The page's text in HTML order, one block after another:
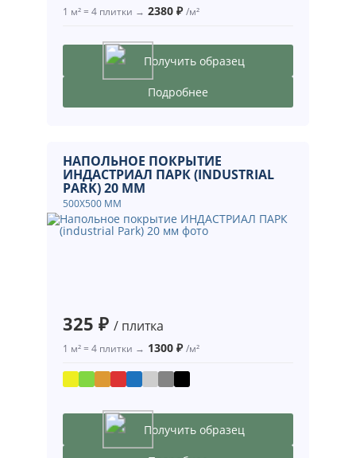
1 м² = 4 плитки → 2380 ₽ /м²
Получить образец
Подробнее
НАПОЛЬНОЕ ПОКРЫТИЕ
ИНДАСТРИАЛ ПАРК (INDUSTRIAL
PARK) 20 ММ
500Х500 ММ
325 ₽ / плитка
1 м² = 4 плитки → 1300 ₽ /м²
Получить образец